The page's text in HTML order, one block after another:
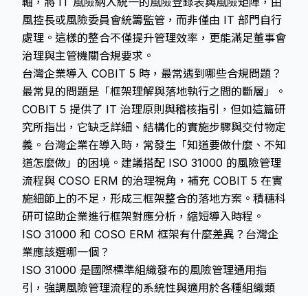
風控長或風險委員會統籌監管，而非僅由 IT 部門自行
處理。這樣的整合不僅提升管理效率，更能滿足董事會
治理與主管機關合規要求。
台灣企業導入 COBIT 5 時，最常遇到哪些合規問題？
最常見的問題是「框架理解與落地執行之間的斷層」。
COBIT 5 提供了 IT 治理原則與稽核指引，但如這篇研
究所指出，它缺乏詳細、結構化的實施步驟與交付物定
義。台灣企業在導入時，常發生「知道要做什麼、不知
道怎麼做」的困境。建議搭配 ISO 31000 的風險管理
流程與 COSO ERM 的治理視角，補充 COBIT 5 在實
施細節上的不足，形成三框架整合的落地方案。積穗科
研可協助企業進行框架對應分析，縮短導入時程。
ISO 31000 和 COSO ERM 框架有什麼差異？台灣企
業應該選哪一個？
ISO 31000 是國際標準組織發布的風險管理通用指
引，強調風險管理流程的系統性與適用於各種組織類